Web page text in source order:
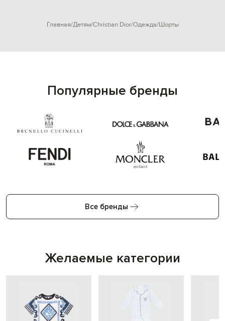
Главная Детям Christian Dior Одежда Шорты
Популярные бренды
Все бренды
Желаемые категории